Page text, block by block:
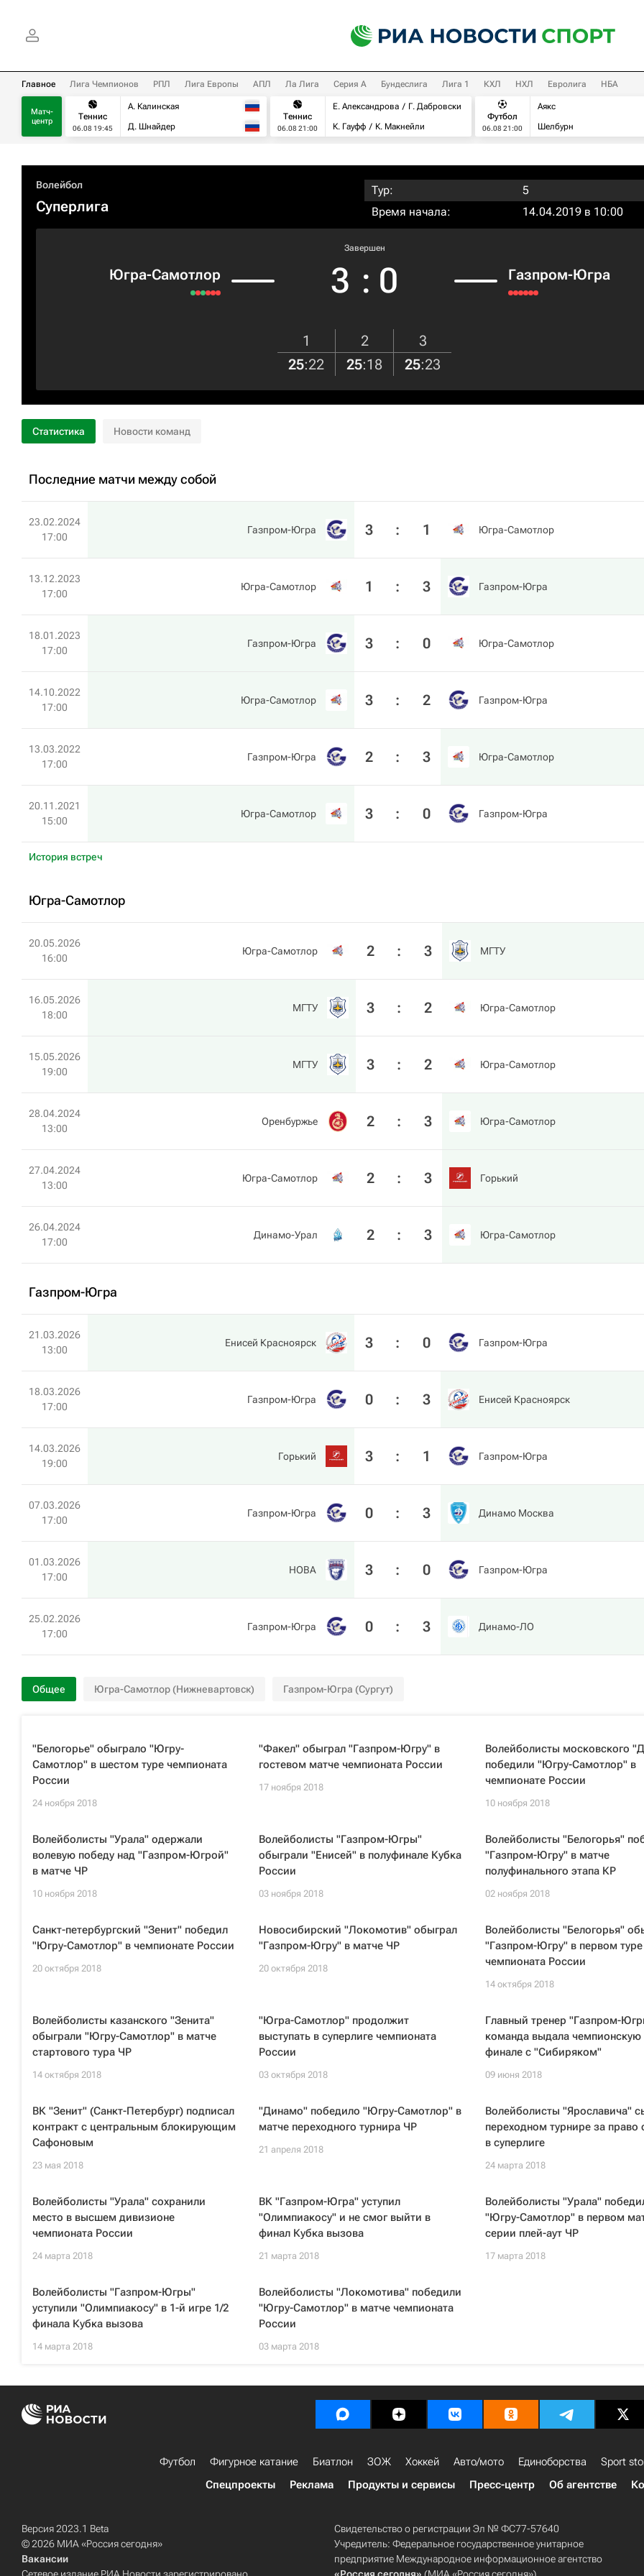
Главное Лига Чемпионов РПЛ Лига Европы АПЛ Ла Лига Серия А Бундеслига Лига 1 КХЛ НХЛ Евролига НБА
Матч-
центр
Теннис
06.08 19:45
А. Калинская
Д. Шнайдер
Теннис
06.08 21:00
Е. Александрова
Г. Дабровски
К. Гауфф
К. Макнейли
Футбол
06.08 21:00
Аякс
Шелбурн
Волейбол
Суперлига
Тур:
5
Время начала:
14.04.2019 в 10:00
Югра-Самотлор
Завершен
3 : 0 Газпром-Югра
1 2
3
25:22 25:18 25:23
Статистика Новости команд
Последние матчи между собой
23.02.2024
17:00
Газпром-Югра 3 : 1 Югра-Самотлор
13.12.2023
17:00
Югра-Самотлор 1 : 3 Газпром-Югра
18.01.2023
17:00
Газпром-Югра 3 : 0 Югра-Самотлор
14.10.2022
17:00
Югра-Самотлор 3 : 2 Газпром-Югра
13.03.2022
17:00
Газпром-Югра 2 : 3 Югра-Самотлор
20.11.2021
15:00
Югра-Самотлор 3 : 0 Газпром-Югра
История встреч
Югра-Самотлор
20.05.2026
16:00
Югра-Самотлор 2 : 3 МГТУ
16.05.2026
18:00
МГТУ 3 : 2 Югра-Самотлор
15.05.2026
19:00
МГТУ 3 : 2 Югра-Самотлор
28.04.2024
13:00
Оренбуржье 2 : 3 Югра-Самотлор
27.04.2024
13:00
Югра-Самотлор 2 : 3 Горький
26.04.2024
17:00
Динамо-Урал 2 : 3 Югра-Самотлор
Газпром-Югра
21.03.2026
13:00
Енисей Красноярск 3 : 0 Газпром-Югра
18.03.2026
17:00
Газпром-Югра 0 : 3 Енисей Красноярск
14.03.2026
19:00
Горький 3 : 1 Газпром-Югра
07.03.2026
17:00
Газпром-Югра 0 : 3 Динамо Москва
01.03.2026
17:00
HOBA 3 : 0 Газпром-Югра
25.02.2026
17:00
Газпром-Югра 0 : 3 Динамо-ЛО
Общее Югра-Самотлор (Нижневартовск) Газпром-Югра (Сургут)
"Белогорье" обыграло "Югру-
Самотлор" в шестом туре чемпионата
России
24 ноября 2018
"Факел" обыграл "Газпром-Югру" в
гостевом матче чемпионата России
17 ноября 2018
Волейболисты московского
победили "Югру-Самотлор" в
чемпионате России
10 ноября 2018
Волейболисты "Урала" одержали
волевую победу над "Газпром-Югрой"
в матче ЧР
10 ноября 2018
Волейболисты "Газпром-Югры"
обыграли "Енисей" в полуфинале Кубка
России
03 ноября 2018
Волейболисты "Белогорья"
"Газпром-Югру" в матче
полуфинального этапа КР
02 ноября 2018
Санкт-петербургский "Зенит" победил
"Югру-Самотлор" в чемпионате России
20 октября 2018
Новосибирский "Локомотив" обыграл
"Газпром-Югру" в матче ЧР
20 октября 2018
Волейболисты "Белогорья"
"Газпром-Югру" в первом туре
чемпионата России
14 октября 2018
Волейболисты казанского "Зенита"
обыграли "Югру-Самотлор" в матче
стартового тура ЧР
14 октября 2018
"Югра-Самотлор" продолжит
выступать в суперлиге чемпионата
России
03 октября 2018
Главный тренер "Газпром-
команда выдала чемпионскую
финале с "Сибиряком"
09 июня 2018
ВК "Зенит" (Санкт-Петербург) подписал
контракт с центральным блокирующим
Сафоновым
23 мая 2018
"Динамо" победило "Югру-Самотлор" в
матче переходного турнира ЧР
21 апреля 2018
Волейболисты "Ярославича"
переходном турнире за право
в суперлиге
24 марта 2018
Волейболисты "Урала" сохранили
место в высшем дивизионе
чемпионата России
24 марта 2018
ВК "Газпром-Югра" уступил
"Олимпиакосу" и не смог выйти в
финал Кубка вызова
21 марта 2018
Волейболисты "Урала"
"Югру-Самотлор" в первом
серии плей-аут ЧР
17 марта 2018
Волейболисты "Газпром-Югры"
уступили "Олимпиакосу" в 1-й игре 1/2
финала Кубка вызова
14 марта 2018
Волейболисты "Локомотива" победили
"Югру-Самотлор" в матче чемпионата
России
03 марта 2018
Футбол Фигурное катание Биатлон ЗОЖ Хоккей Авто/мото Единоборства Sport
Спецпроекты
Реклама Продукты и сервисы Пресс-центр Об агентстве
Версия 2023.1 Beta
© 2026 МИА «Россия сегодня»
Вакансии
Свидетельство о регистрации Эл № ФС77-57640
Учредитель: Федеральное государственное унитарное
предприятие Международное информационное агентство